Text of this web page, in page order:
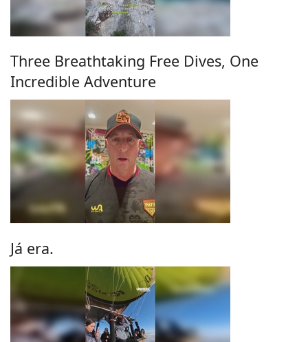
Three Breathtaking Free Dives, One
Incredible Adventure
Já era.